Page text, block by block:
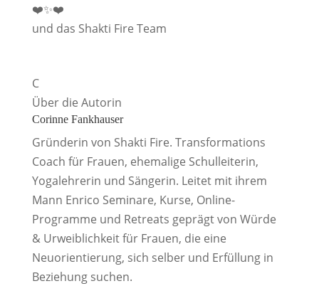
❤️✨❤️
und das Shakti Fire Team
C
Über die Autorin
Corinne Fankhauser
Gründerin von Shakti Fire. Transformations
Coach für Frauen, ehemalige Schulleiterin,
Yogalehrerin und Sängerin. Leitet mit ihrem
Mann Enrico Seminare, Kurse, Online-
Programme und Retreats geprägt von Würde
& Urweiblichkeit für Frauen, die eine
Neuorientierung, sich selber und Erfüllung in
Beziehung suchen.